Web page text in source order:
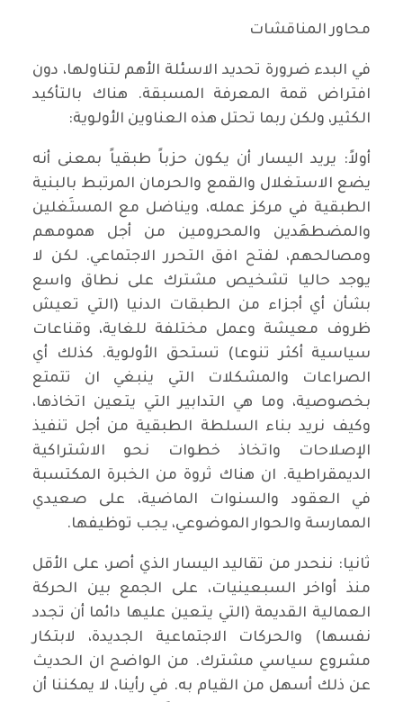
محاور المناقشات
في البدء ضرورة تحديد الاسئلة الأهم لتناولها، دون
افتراض قمة المعرفة المسبقة. هناك بالتأكيد
الكثير، ولكن ربما تحتل هذه العناوين الأولوية:
أولاً: يريد اليسار أن يكون حزباً طبقياً بمعنى أنه
يضع الاستغلال والقمع والحرمان المرتبط بالبنية
الطبقية في مركز عمله، ويناضل مع المستَغلين
والمضطهَدين والمحرومين من أجل همومهم
ومصالحهم، لفتح افق التحرر الاجتماعي. لكن لا
يوجد حاليا تشخيص مشترك على نطاق واسع
بشأن أي أجزاء من الطبقات الدنيا (التي تعيش
ظروف معيشة وعمل مختلفة للغاية، وقناعات
سياسية أكثر تنوعا) تستحق الأولوية. كذلك أي
الصراعات والمشكلات التي ينبغي ان تتمتع
بخصوصية، وما هي التدابير التي يتعين اتخاذها،
وكيف نريد بناء السلطة الطبقية من أجل تنفيذ
الإصلاحات واتخاذ خطوات نحو الاشتراكية
الديمقراطية. ان هناك ثروة من الخبرة المكتسبة
في العقود والسنوات الماضية، على صعيدي
الممارسة والحوار الموضوعي، يجب توظيفها.
ثانيا: ننحدر من تقاليد اليسار الذي أصر، على الأقل
منذ أواخر السبعينيات، على الجمع بين الحركة
العمالية القديمة (التي يتعين عليها دائما أن تجدد
نفسها) والحركات الاجتماعية الجديدة، لابتكار
مشروع سياسي مشترك. من الواضح ان الحديث
عن ذلك أسهل من القيام به. في رأينا، لا يمكننا أن